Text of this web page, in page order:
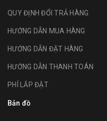
QUY ĐỊNH ĐỔI TRẢ HÀNG
HƯỚNG DẪN MUA HÀNG
HƯỚNG DẪN ĐẶT HÀNG
HƯỚNG DẪN THANH TOÁN
PHÍ LẮP ĐẶT
Bản đồ